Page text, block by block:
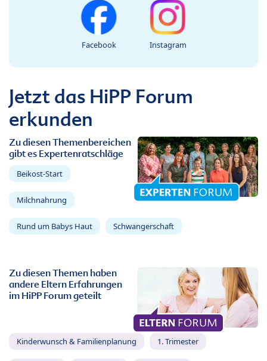
Facebook Instagram
Jetzt das HiPP Forum
erkunden
Zu diesen Themenbereichen
gibt es Expertenratschläge
Beikost-Start
Milchnahrung
Rund um Babys Haut Schwangerschaft
Zu diesen Themen haben
andere Eltern Erfahrungen
im HiPP Forum geteilt
Kinderwunsch & Familienplanung 1. Trimester